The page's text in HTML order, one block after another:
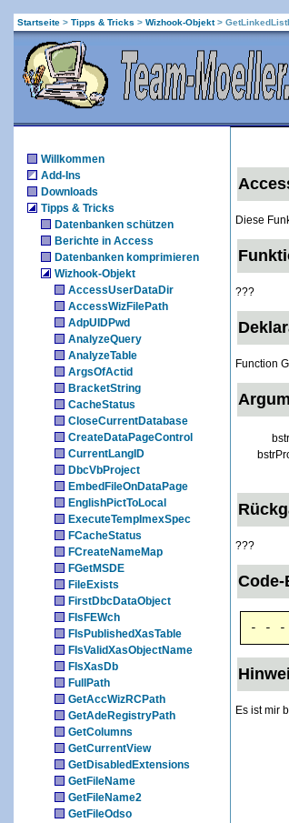
Startseite > Tipps & Tricks > Wizhook-Objekt>
Willkommen
Add-Ins
Downloads
Tipps & Tricks
Datenbanken schützen
Berichte in Access
Datenbanken komprimieren
Wizhook-Objekt
AccessUserDataDir
AccessWizFilePath
AdpUIDPwd
AnalyzeQuery
AnalyzeTable
ArgsOfActid
BracketString
CacheStatus
CloseCurrentDatabase
CreateDataPageControl
CurrentLangID
DbcVbProject
EmbedFileOnDataPage
EnglishPictToLocal
ExecuteTempImexSpec
FCacheStatus
FCreateNameMap
FGetMSDE
FileExists
FirstDbcDataObject
FIsFEWch
FIsPublishedXasTable
FIsValidXasObjectName
FIsXasDb
FullPath
GetAccWizRCPath
GetAdeRegistryPath
GetColumns
GetCurrentView
GetDisabledExtensions
GetFileName
GetFileName2
GetFileOdso
Diese
???
Function
???
Code-
- - -
Es ist mir